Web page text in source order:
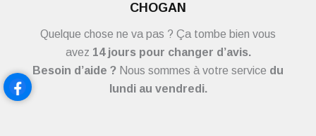
CHOGAN
Quelque chose ne va pas ? Ça tombe bien vous
avez 14 jours pour changer d’avis.
Besoin d’aide ? Nous sommes à votre service du
lundi au vendredi.